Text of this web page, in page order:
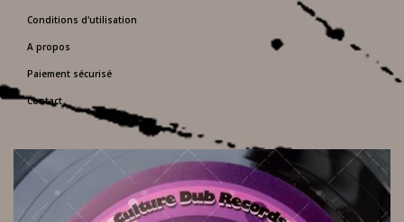
Conditions d'utilisation
A propos
Paiement sécurisé
Contact